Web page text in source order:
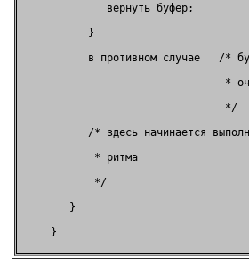
в противном случае   /
/* здесь начинается